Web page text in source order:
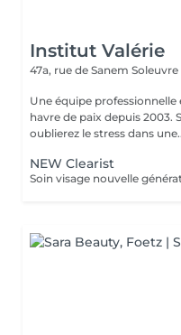
Institut Valérie
47a, rue de Sanem
Une équipe
havre de paix depuis 2003.
oublierez le stress dans
NEW Clearist